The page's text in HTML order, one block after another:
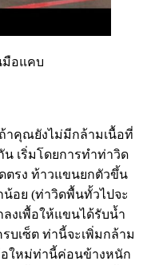
อแคบ
าคุณยังไม่มีกล้ามเนื้อที่
เริ่มโดยการทำท่าวิด
ตรง ท้าวแขนยกตัวขึ้น
น้อย (ท่าวิดพื้นทั้วไปจะ
งเพื้อให้แขนได้รับน้ำ
บเซ็ต ท่านี้จะเพิ่มกล้าม
ใหม่ท่านี้ค่อนข้างหนัก